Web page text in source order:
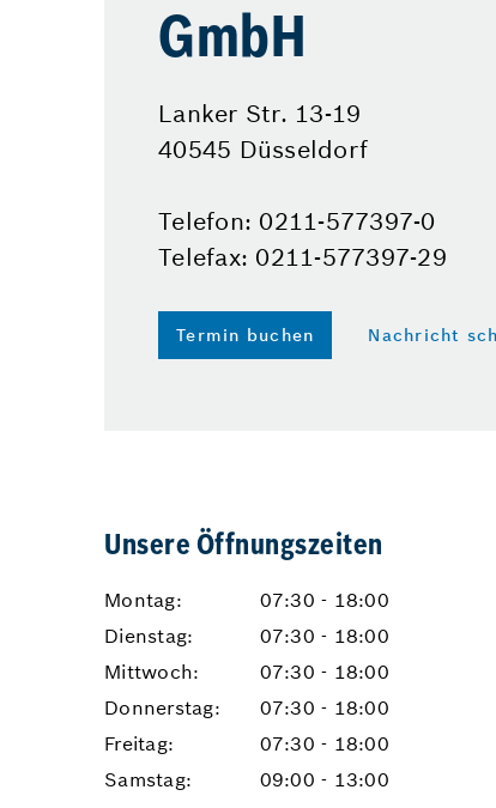
GmbH
Lanker Str. 13-19
40545 Düsseldorf
Telefon: 0211-577397-0
Telefax: 0211-577397-29
Termin buchen Nachricht
Unsere Öffnungszeiten
Montag:
07:30 - 18:00
Dienstag:
07:30 - 18:00
Mittwoch:
07:30 - 18:00
Donnerstag:
07:30 - 18:00
Freitag:
07:30 - 18:00
Samstag:
09:00 - 13:00